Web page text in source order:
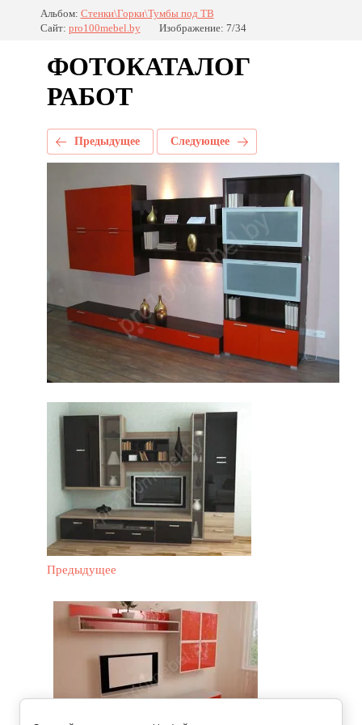
Альбом: Стенки\Горки\Тумбы под ТВ
Сайт: pro100mebel.by Изображение: 7/34
ФОТОКАТАЛОГ
РАБОТ
Предыдущее Следующее
Предыдущее